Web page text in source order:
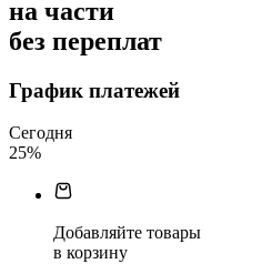
на части
без переплат
График платежей
Сегодня
25%
Добавляйте товары
в корзину